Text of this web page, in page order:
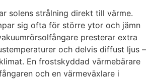
solens strålning direkt till värme.
sig ofta för större ytor och jämn
presterar extra
och delvis diffust ljus –
En frostskyddad värmebärare
och en värmeväxlare i